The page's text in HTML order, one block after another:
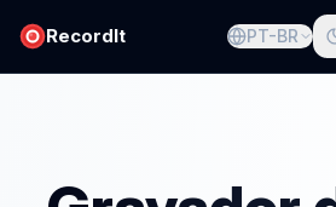
RecordIt PT-BR